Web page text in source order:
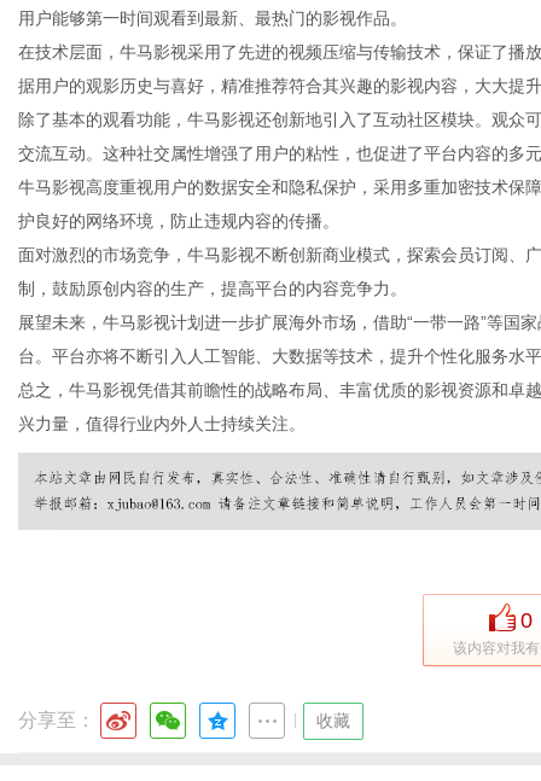
用户能够第一时间观看到最新、最热门的影视作品。
在技术层面，牛马影视采用了先进的视频压缩与传输技术，保证了播
据用户的观影历史与喜好，精准推荐符合其兴趣的影视内容，大大提
除了基本的观看功能，牛马影视还创新地引入了互动社区模块。观众
交流互动。这种社交属性增强了用户的粘性，也促进了平台内容的多
牛马影视高度重视用户的数据安全和隐私保护，采用多重加密技术保
护良好的网络环境，防止违规内容的传播。
面对激烈的市场竞争，牛马影视不断创新商业模式，探索会员订阅、
制，鼓励原创内容的生产，提高平台的内容竞争力。
展望未来，牛马影视计划进一步扩展海外市场，借助“一带一路”等国
台。平台亦将不断引入人工智能、大数据等技术，提升个性化服务水
总之，牛马影视凭借其前瞻性的战略布局、丰富优质的影视资源和卓
兴力量，值得行业内外人士持续关注。
0
该内容对我
分享至： 收藏